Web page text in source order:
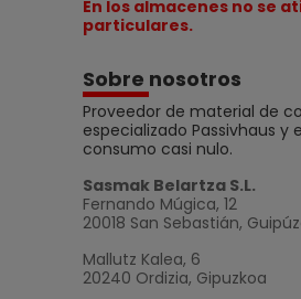
En los almacenes no se
particulares.
Sobre nosotros
Proveedor de material de
especializado Passivhaus y
consumo casi nulo.
Sasmak Belartza S.L.
Fernando Múgica, 12
20018 San Sebastián,
Mallutz Kalea, 6
20240 Ordizia, Gipuzkoa